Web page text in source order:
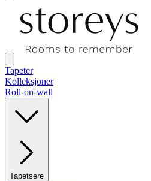
Tapeter
Kolleksjoner
Roll-on-wall
Tapetsere